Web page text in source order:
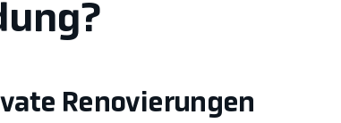
Renovierungen